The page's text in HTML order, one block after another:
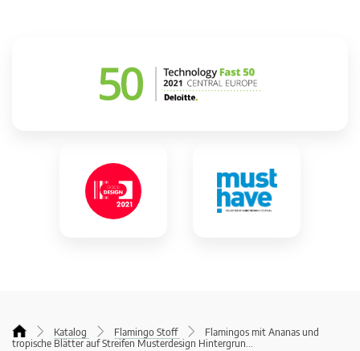
Katalog Flamingo Stoff
Flamingos mit Ananas und
tropische Blätter auf Streifen Musterdesign Hintergrun...